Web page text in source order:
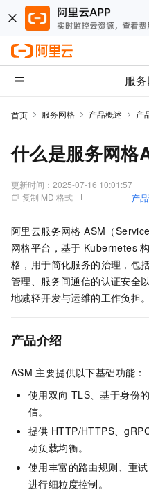
服
首页 服务网格 产品概述 产
什么是服务网格
更新时间： 2025-07-16 10:01:57
复制 MD 格式
产
阿里云服务网格 ASM（
网格平台，基于 Kubernetes
格 ，用于简化服务的治理，包
管理、服务间通信的认证安全
地减轻开发与运维的工作负担。
产品介绍
ASM 主要提供以下基础功能：
使用双向 TLS、基于身份
信。
提供 HTTP/HTTPS、
动负载均衡。
使用丰富的路由规则、重
进行细粒度控制。